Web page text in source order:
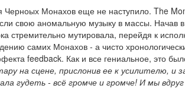
Черноых Монахов еще не наступило. The
свою аномальную музыку в массы. Начав
стремительно мутировала, перейдя к
самих Монахов - а чисто
feedback. Как и все гениальное, это
на сцене, прислонив ее к усилителю, и
гудеть - всё громче и громче! И мы